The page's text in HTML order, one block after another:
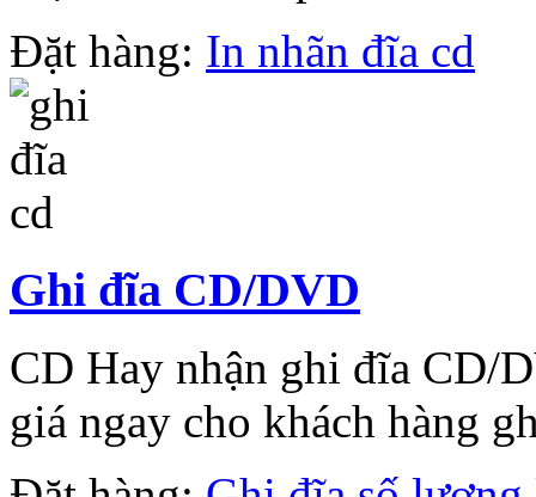
Đặt hàng: In nhãn đĩa cd
Ghi đĩa CD/DVD
CD Hay nhận ghi đĩa CD/
giá ngay cho khách hàng